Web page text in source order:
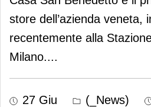
store dell’azienda veneta,
recentemente alla
Milano....
27 Giu (_News)